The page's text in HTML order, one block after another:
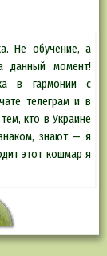
Не обучение, а
данный момент!
в гармонии с
телеграм и в
кто в Украине
знают — я
этот кошмар я